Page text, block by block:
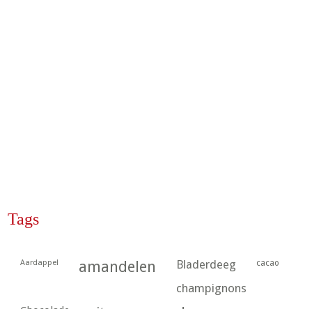
Tags
Aardappel amandelen Bladerdeeg cacao
champignons